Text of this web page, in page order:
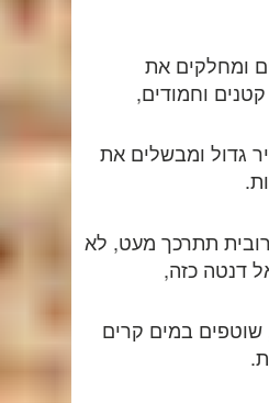
ומחלקים את
וחמודים,
גדול ומבשלים את
תתרכך מעט, לא
דנטה כזה,
שוטפים במים קרים